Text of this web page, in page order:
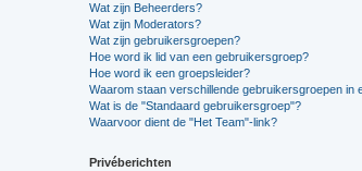
Wat zijn Beheerders?
Wat zijn Moderators?
Wat zijn gebruikersgroepen?
Hoe word ik lid van een gebruikersgroep?
Hoe word ik een groepsleider?
Waarom staan verschillende gebruikersgroepen in
Wat is de "Standaard gebruikersgroep"?
Waarvoor dient de "Het Team"-link?
Privéberichten